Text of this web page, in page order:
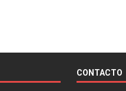
CONTACTO